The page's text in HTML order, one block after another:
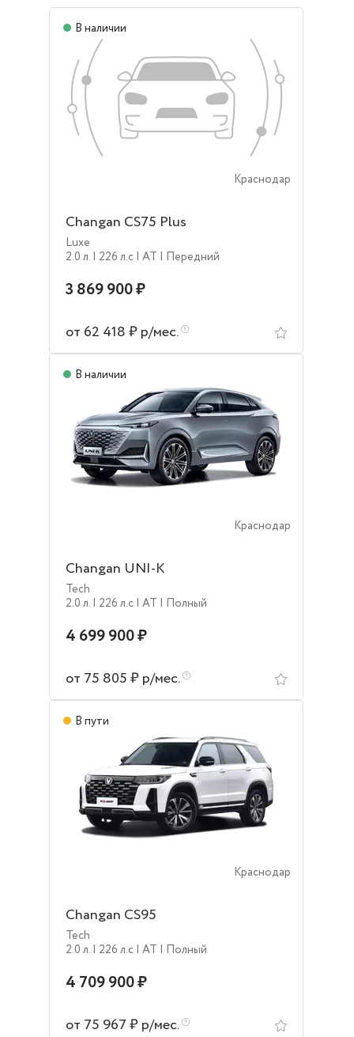
В наличии
Краснодар
Changan CS75 Plus
Luxe
2.0 л. | 226 л.c | AT | Передний
3 869 900 ₽
от 62 418 ₽ р/мес.
В наличии
Краснодар
Changan UNI-K
Tech
2.0 л. | 226 л.c | AT | Полный
4 699 900 ₽
от 75 805 ₽ р/мес.
В пути
Краснодар
Changan CS95
Tech
2.0 л. | 226 л.c | AT | Полный
4 709 900 ₽
от 75 967 ₽ р/мес.